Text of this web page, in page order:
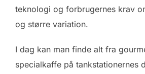
teknologi og forbrugernes krav
og større variation.
I dag kan man finde alt fra
specialkaffe på tankstationernes